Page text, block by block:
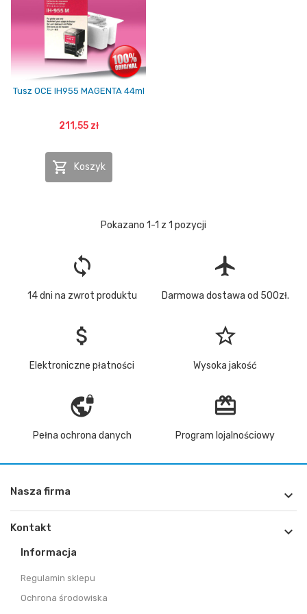
Tusz OCE IH955 MAGENTA 44ml
211,55 zł
 Koszyk
Pokazano 1-1 z 1 pozycji
loop
14 dni na zwrot produktu
flight
Darmowa dostawa od 500zł.
attach_money
Elektroniczne płatności
star_border
Wysoka jakość
vpn_lock
Pełna ochrona danych
redeem
Program lojalnościowy
Nasza firma 
Kontakt 
Informacja
Regulamin sklepu
Ochrona środowiska